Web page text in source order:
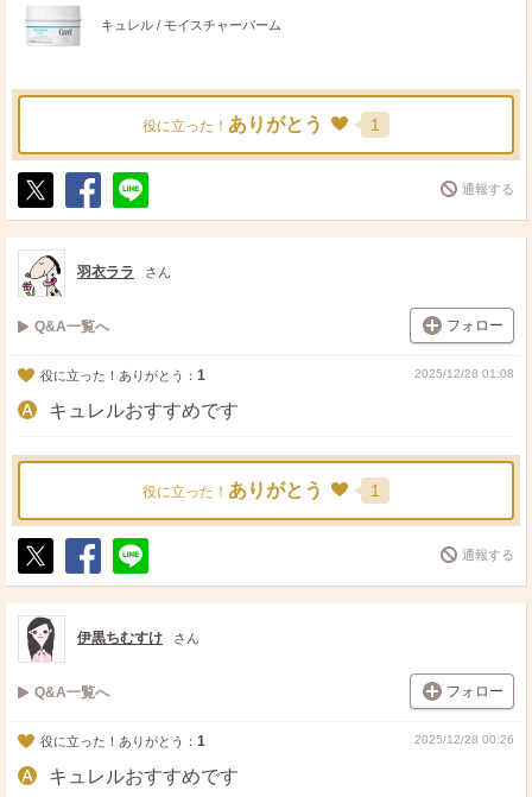
キュレル / モイスチャーバーム
役に立った！ ありがとう 1
ポ
ス
ト
シ
ェ
送
る
通報する
羽衣ララ さん
Q&A一覧へ フォロー
役に立った！ありがとう： 1 2025/12/28 01:08
キュレルおすすめです
役に立った！ ありがとう 1
ポ
ス
ト
シ
ェ
送
る
通報する
伊黒ちむすけ さん
Q&A一覧へ フォロー
役に立った！ありがとう： 1 2025/12/28 00:26
キュレルおすすめです